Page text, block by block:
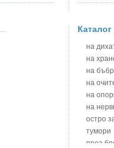
Блатен
Блатен
Блян
Бобови
Божур -
Борови
Брей -
Брош -
на
на
на
на
на
на
остро
тумори
през